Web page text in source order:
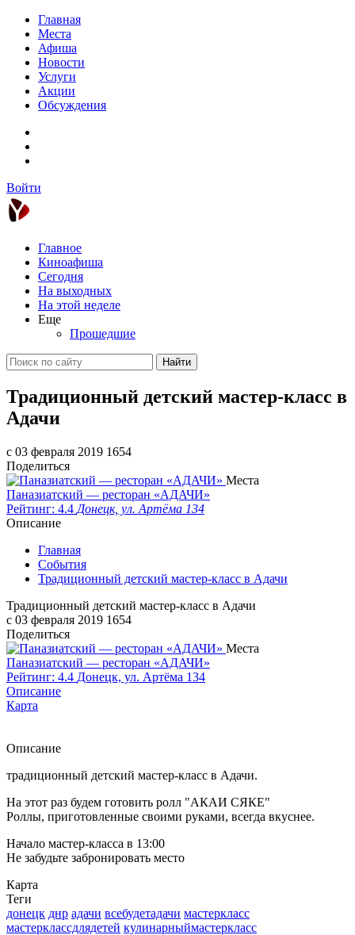
Главная
Места
Афиша
Новости
Услуги
Акции
Обсуждения
Войти
Главное
Киноафиша
Сегодня
На выходных
На этой неделе
Еще
Прошедшие
Найти
Традиционный детский мастер-класс в
Адачи
c 03 февраля 2019 1654
Поделиться
Места
Паназиатский — ресторан «АДАЧИ»
Рейтинг: 4.4 Донецк, ул. Артёма 134
Описание
Главная
События
Традиционный детский мастер-класс в Адачи
Традиционный детский мастер-класс в Адачи
c 03 февраля 2019 1654
Поделиться
Места
Паназиатский — ресторан «АДАЧИ»
Рейтинг: 4.4 Донецк, ул. Артёма 134
Описание
Карта
Описание
традиционный детский мастер-класс в Адачи.
На этот раз будем готовить ролл "АКАИ СЯКЕ"
Роллы, приготовленные своими руками, всегда вкуснее.
Начало мастер-класса в 13:00
Не забудьте забронировать место
Карта
Теги
донецк днр адачи всебудетадачи мастеркласс
мастерклассдлядетей кулинарныймастеркласс